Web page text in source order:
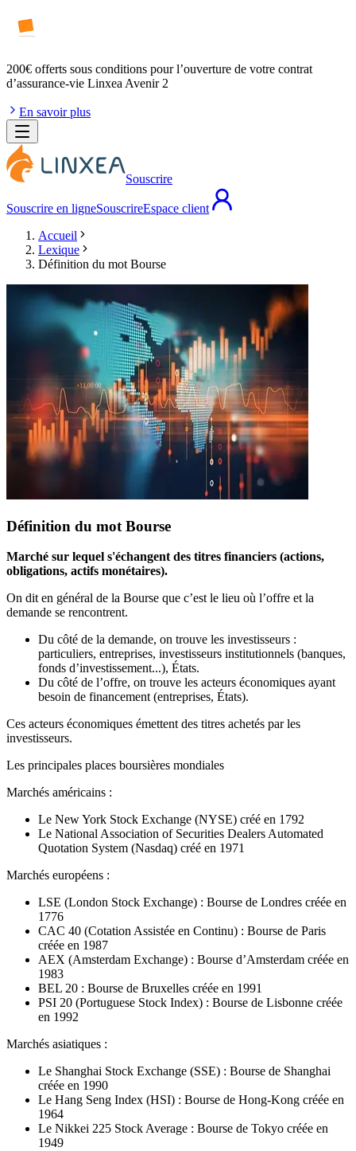
200€ offerts sous conditions pour l’ouverture de votre contrat
d’assurance-vie Linxea Avenir 2
En savoir plus
Souscrire
Souscrire en ligneSouscrireEspace client
Accueil
Lexique
Définition du mot Bourse
Définition du mot Bourse
Marché sur lequel s'échangent des titres financiers (actions,
obligations, actifs monétaires).
On dit en général de la Bourse que c’est le lieu où l’offre et la
demande se rencontrent.
Du côté de la demande, on trouve les investisseurs :
particuliers, entreprises, investisseurs institutionnels (banques,
fonds d’investissement...), États.
Du côté de l’offre, on trouve les acteurs économiques ayant
besoin de financement (entreprises, États).
Ces acteurs économiques émettent des titres achetés par les
investisseurs.
Les principales places boursières mondiales
Marchés américains :
Le New York Stock Exchange (NYSE) créé en 1792
Le National Association of Securities Dealers Automated
Quotation System (Nasdaq) créé en 1971
Marchés européens :
LSE (London Stock Exchange) : Bourse de Londres créée en
1776
CAC 40 (Cotation Assistée en Continu) : Bourse de Paris
créée en 1987
AEX (Amsterdam Exchange) : Bourse d’Amsterdam créée en
1983
BEL 20 : Bourse de Bruxelles créée en 1991
PSI 20 (Portuguese Stock Index) : Bourse de Lisbonne créée
en 1992
Marchés asiatiques :
Le Shanghai Stock Exchange (SSE) : Bourse de Shanghai
créée en 1990
Le Hang Seng Index (HSI) : Bourse de Hong-Kong créée en
1964
Le Nikkei 225 Stock Average : Bourse de Tokyo créée en
1949